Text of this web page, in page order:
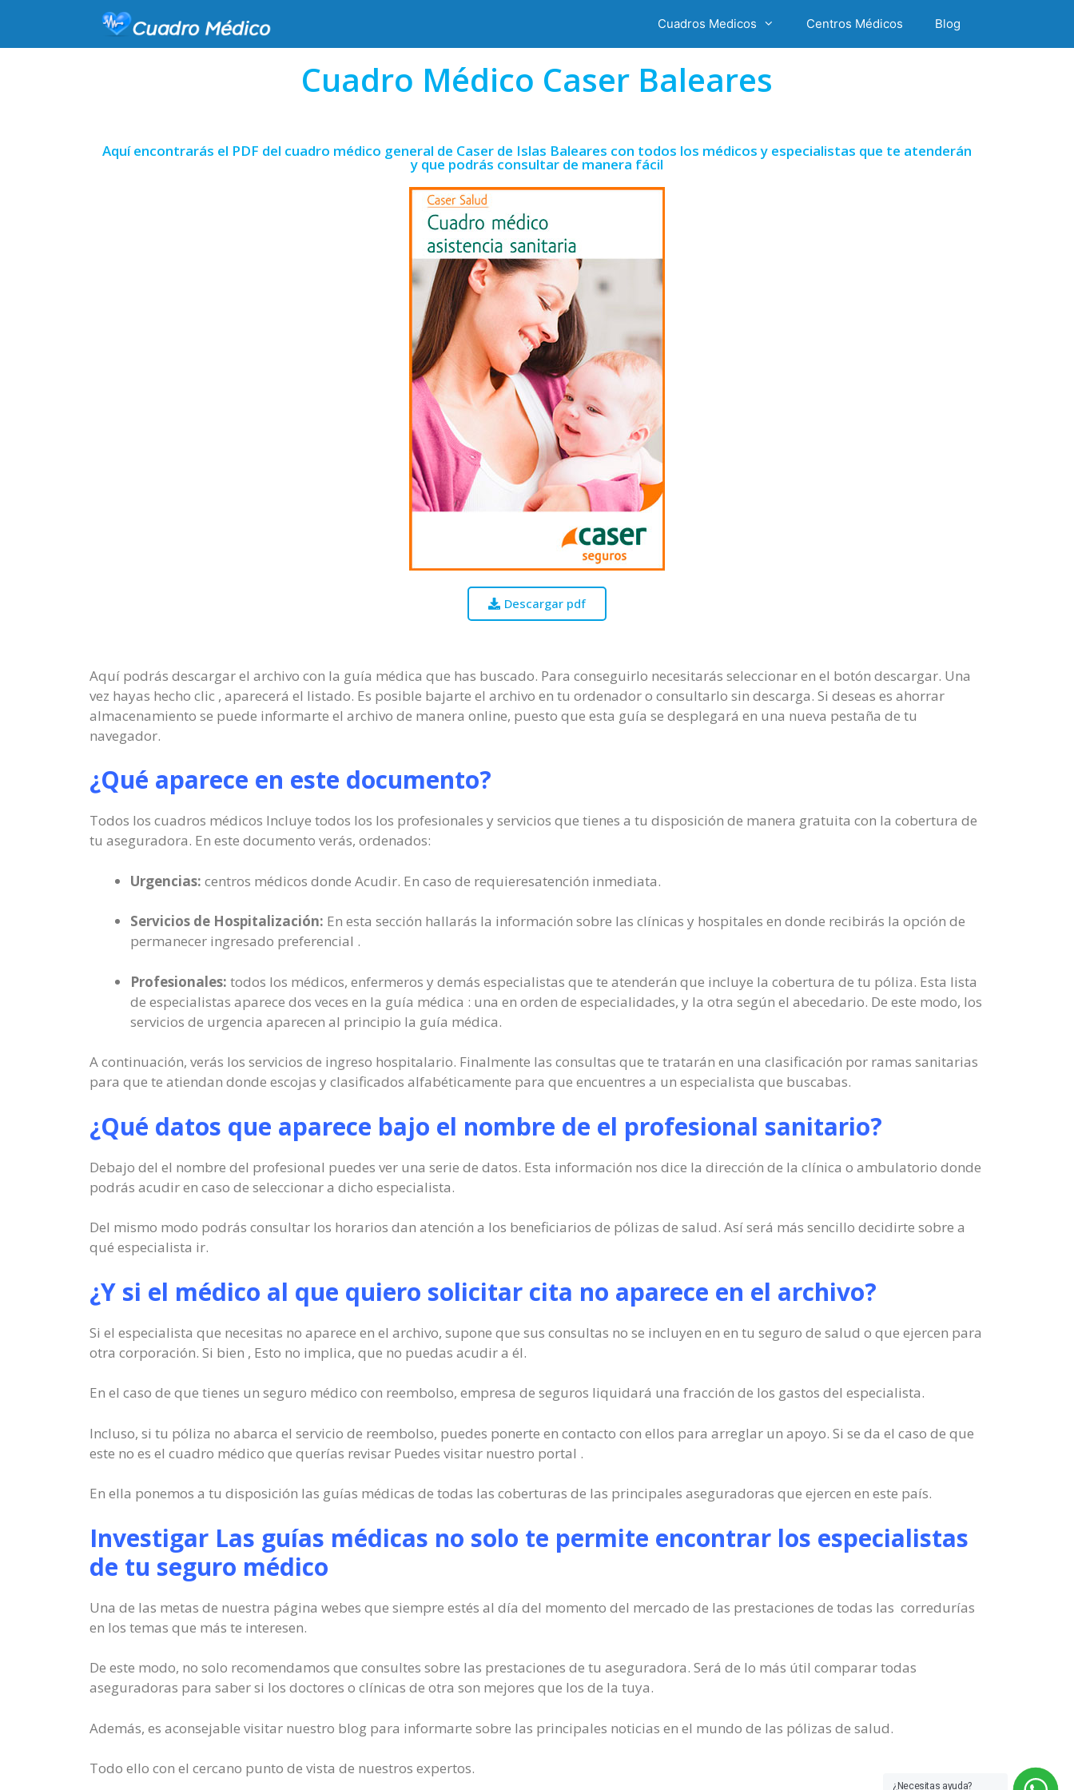
¿Necesitas ayuda?
Cuadros Medicos Centros Médicos Blog
Cuadro Médico Caser Baleares
Aquí encontrarás el PDF del cuadro médico general de Caser de Islas Baleares con todos los médicos y especialistas que te atenderán
y que podrás consultar de manera fácil
Descargar pdf
Aquí podrás descargar el archivo con la guía médica que has buscado. Para conseguirlo necesitarás seleccionar en el botón descargar. Una
vez hayas hecho clic , aparecerá el listado. Es posible bajarte el archivo en tu ordenador o consultarlo sin descarga. Si deseas es ahorrar
almacenamiento se puede informarte el archivo de manera online, puesto que esta guía se desplegará en una nueva pestaña de tu
navegador.
¿Qué aparece en este documento?
Todos los cuadros médicos Incluye todos los los profesionales y servicios que tienes a tu disposición de manera gratuita con la cobertura de
tu aseguradora. En este documento verás, ordenados:
Urgencias: centros médicos donde Acudir. En caso de requieresatención inmediata.
Servicios de Hospitalización: En esta sección hallarás la información sobre las clínicas y hospitales en donde recibirás la opción de
permanecer ingresado preferencial .
Profesionales: todos los médicos, enfermeros y demás especialistas que te atenderán que incluye la cobertura de tu póliza. Esta lista
de especialistas aparece dos veces en la guía médica : una en orden de especialidades, y la otra según el abecedario. De este modo, los
servicios de urgencia aparecen al principio la guía médica.
A continuación, verás los servicios de ingreso hospitalario. Finalmente las consultas que te tratarán en una clasificación por ramas sanitarias
para que te atiendan donde escojas y clasificados alfabéticamente para que encuentres a un especialista que buscabas.
¿Qué datos que aparece bajo el nombre de el profesional sanitario?
Debajo del el nombre del profesional puedes ver una serie de datos. Esta información nos dice la dirección de la clínica o ambulatorio donde
podrás acudir en caso de seleccionar a dicho especialista.
Del mismo modo podrás consultar los horarios dan atención a los beneficiarios de pólizas de salud. Así será más sencillo decidirte sobre a
qué especialista ir.
¿Y si el médico al que quiero solicitar cita no aparece en el archivo?
Si el especialista que necesitas no aparece en el archivo, supone que sus consultas no se incluyen en en tu seguro de salud o que ejercen para
otra corporación. Si bien , Esto no implica, que no puedas acudir a él.
En el caso de que tienes un seguro médico con reembolso, empresa de seguros liquidará una fracción de los gastos del especialista.
Incluso, si tu póliza no abarca el servicio de reembolso, puedes ponerte en contacto con ellos para arreglar un apoyo. Si se da el caso de que
este no es el cuadro médico que querías revisar Puedes visitar nuestro portal .
En ella ponemos a tu disposición las guías médicas de todas las coberturas de las principales aseguradoras que ejercen en este país.
Investigar Las guías médicas no solo te permite encontrar los especialistas
de tu seguro médico
Una de las metas de nuestra página webes que siempre estés al día del momento del mercado de las prestaciones de todas las corredurías
en los temas que más te interesen.
De este modo, no solo recomendamos que consultes sobre las prestaciones de tu aseguradora. Será de lo más útil comparar todas
aseguradoras para saber si los doctores o clínicas de otra son mejores que los de la tuya.
Además, es aconsejable visitar nuestro blog para informarte sobre las principales noticias en el mundo de las pólizas de salud.
Todo ello con el cercano punto de vista de nuestros expertos.